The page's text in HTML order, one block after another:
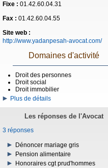
Fixe : 01.42.60.04.31
Fax : 01.42.60.04.55
Site web :
http://www.yadanpesah-avocat.com/
Domaines d'activité
Droit des personnes
Droit social
Droit immobilier
Plus de détails
Les réponses de l'Avocat
3 réponses
Dénoncer mariage gris
Pension alimentaire
Honoraires cgt prud'hommes